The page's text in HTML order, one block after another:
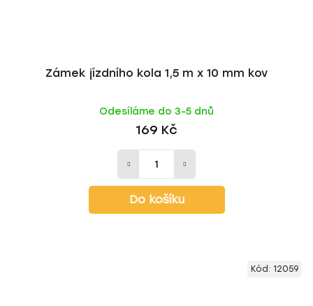
Zámek jízdního kola 1,5 m x 10 mm kov
Odesíláme do 3-5 dnů
169 Kč
Do košíku
Kód: 12059